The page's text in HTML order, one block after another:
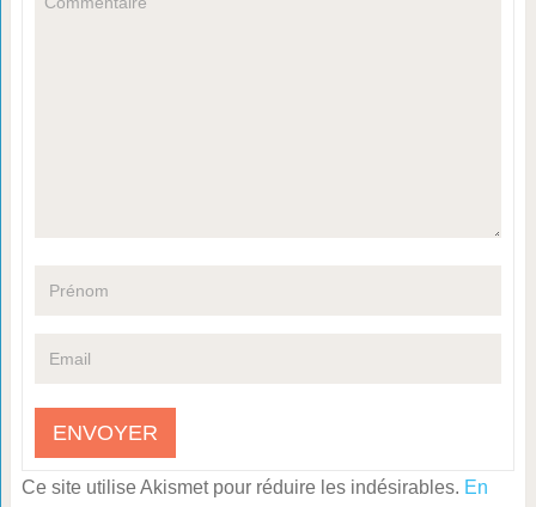
Ce site utilise Akismet pour réduire les indésirables. En